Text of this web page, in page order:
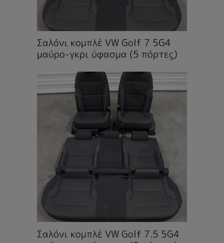
Σαλόνι κομπλέ VW Golf 7 5G4
μαύρο-γκρι ύφασμα (5 πόρτες)
Σαλόνι κομπλέ VW Golf 7.5 5G4